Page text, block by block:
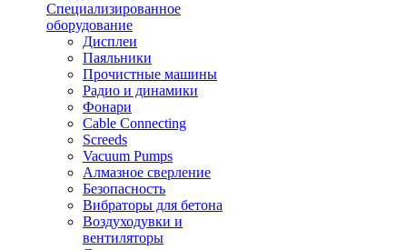
Специализированное
оборудование
Дисплеи
Паяльники
Прочистные машины
Радио и динамики
Фонари
Cable Connecting
Screeds
Vacuum Pumps
Алмазное сверление
Безопасность
Вибраторы для бетона
Воздуходувки и
вентиляторы